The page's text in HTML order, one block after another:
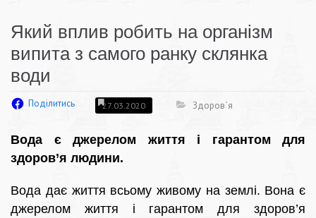
Який вплив робить на організм
випита з самого ранку склянка
води
Поділитись 27.03.2020 Здоров`я
Вода є джерелом життя і гарантом для
здоров’я людини.
Вода дає життя всьому живому на землі. Вона є
джерелом життя і гарантом для здоров’я